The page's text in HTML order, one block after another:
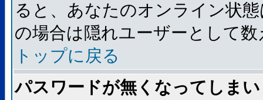
ると、あなたのオンライン状
の場合は隠れユーザーとして
トップに戻る
パスワードが無くなってしま